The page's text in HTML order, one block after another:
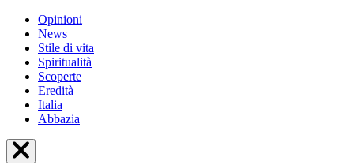
Opinioni
News
Stile di vita
Spiritualità
Scoperte
Eredità
Italia
Abbazia